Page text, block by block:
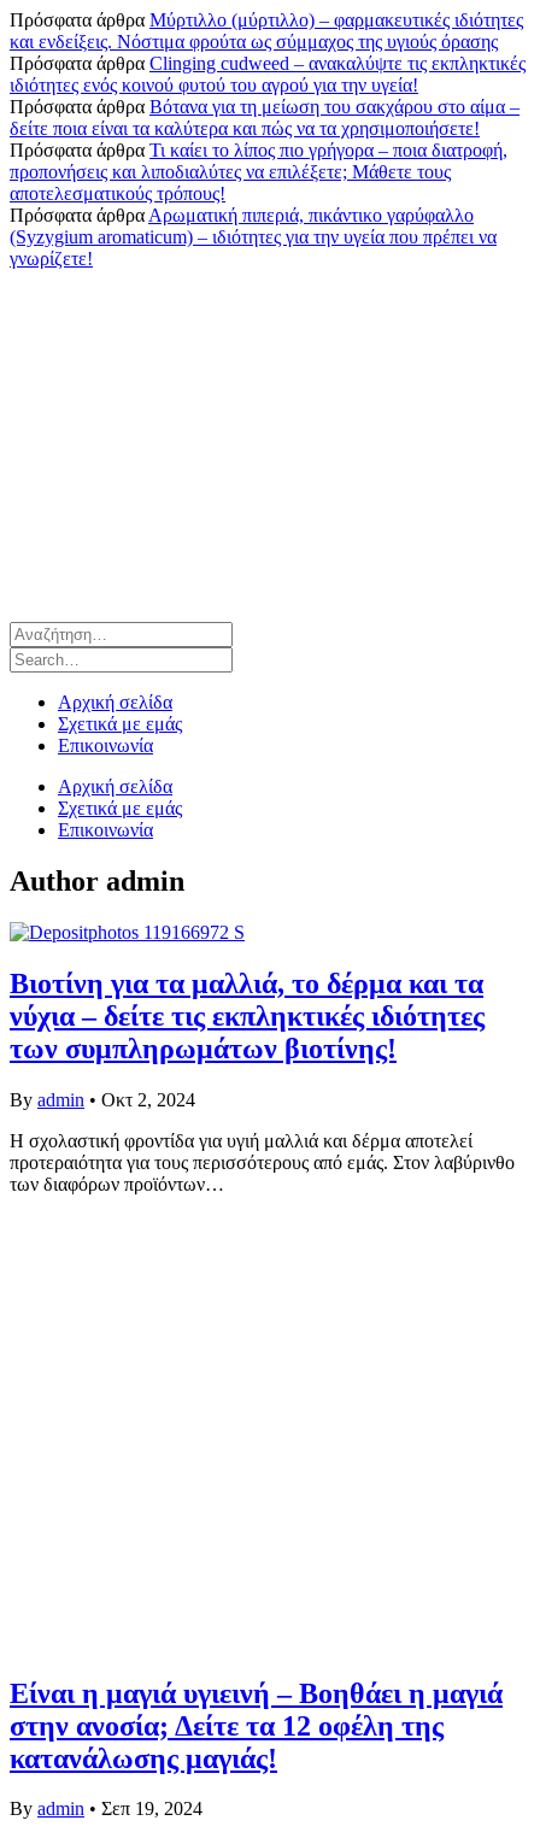
Πρόσφατα άρθρα Μύρτιλλο (μύρτιλλο) – φαρμακευτικές ιδιότητες
και ενδείξεις. Νόστιμα φρούτα ως σύμμαχος της υγιούς όρασης
Πρόσφατα άρθρα Clinging cudweed – ανακαλύψτε τις εκπληκτικές
ιδιότητες ενός κοινού φυτού του αγρού για την υγεία!
Πρόσφατα άρθρα Βότανα για τη μείωση του σακχάρου στο αίμα –
δείτε ποια είναι τα καλύτερα και πώς να τα χρησιμοποιήσετε!
Πρόσφατα άρθρα Τι καίει το λίπος πιο γρήγορα – ποια διατροφή,
προπονήσεις και λιποδιαλύτες να επιλέξετε; Μάθετε τους
αποτελεσματικούς τρόπους!
Πρόσφατα άρθρα Αρωματική πιπεριά, πικάντικο γαρύφαλλο
(Syzygium aromaticum) – ιδιότητες για την υγεία που πρέπει να
γνωρίζετε!
Αρχική σελίδα
Σχετικά με εμάς
Επικοινωνία
Αρχική σελίδα
Σχετικά με εμάς
Επικοινωνία
Author admin
Βιοτίνη για τα μαλλιά, το δέρμα και τα
νύχια – δείτε τις εκπληκτικές ιδιότητες
των συμπληρωμάτων βιοτίνης!
By admin • Οκτ 2, 2024
Η σχολαστική φροντίδα για υγιή μαλλιά και δέρμα αποτελεί
προτεραιότητα για τους περισσότερους από εμάς. Στον λαβύρινθο
των διαφόρων προϊόντων…
Είναι η μαγιά υγιεινή – Βοηθάει η μαγιά
στην ανοσία; Δείτε τα 12 οφέλη της
κατανάλωσης μαγιάς!
By admin • Σεπ 19, 2024